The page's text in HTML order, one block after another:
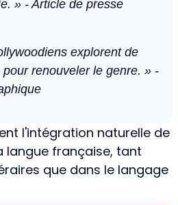
» - Article de presse
explorent de
renouveler le genre. » -
l'intégration naturelle de
langue française, tant
que dans le langage